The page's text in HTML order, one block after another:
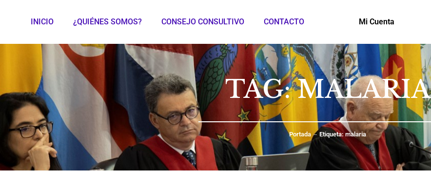
INICIO ¿QUIÉNES SOMOS? CONSEJO CONSULTIVO CONTACTO Mi Cuenta
TAG: MALARIA
Portada Etiqueta: malaria